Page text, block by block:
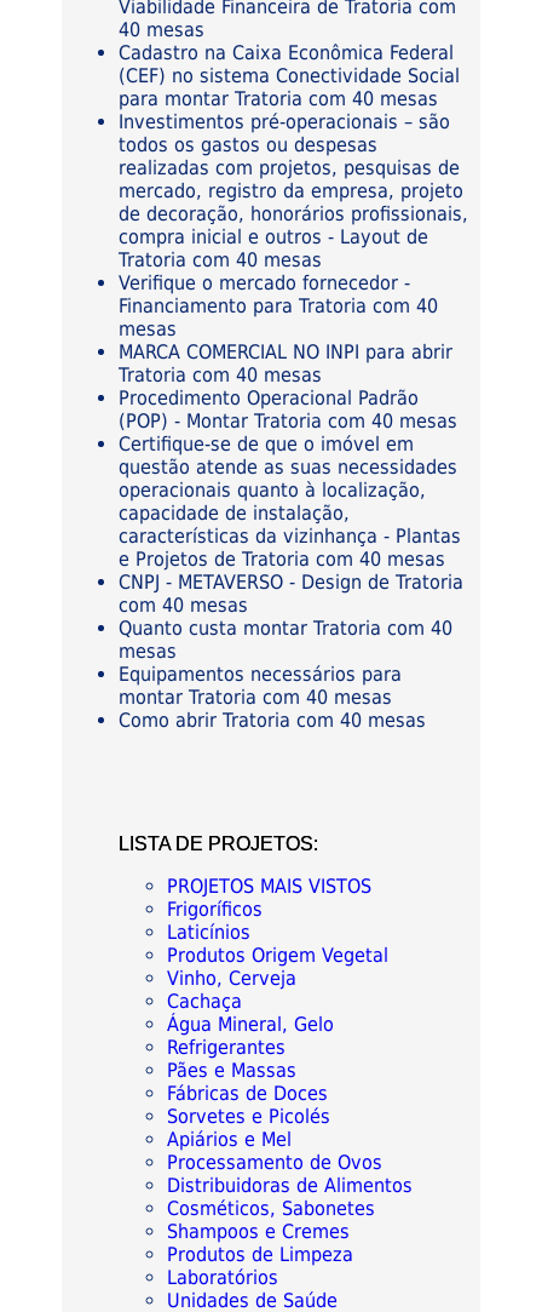
Viabilidade Financeira de Tratoria com
40 mesas
Cadastro na Caixa Econômica Federal
(CEF) no sistema Conectividade Social
para montar Tratoria com 40 mesas
Investimentos pré-operacionais – são
todos os gastos ou despesas
realizadas com projetos, pesquisas de
mercado, registro da empresa, projeto
de decoração, honorários profissionais,
compra inicial e outros - Layout de
Tratoria com 40 mesas
Verifique o mercado fornecedor -
Financiamento para Tratoria com 40
mesas
MARCA COMERCIAL NO INPI para abrir
Tratoria com 40 mesas
Procedimento Operacional Padrão
(POP) - Montar Tratoria com 40 mesas
Certifique-se de que o imóvel em
questão atende as suas necessidades
operacionais quanto à localização,
capacidade de instalação,
características da vizinhança - Plantas
e Projetos de Tratoria com 40 mesas
CNPJ - METAVERSO - Design de Tratoria
com 40 mesas
Quanto custa montar Tratoria com 40
mesas
Equipamentos necessários para
montar Tratoria com 40 mesas
Como abrir Tratoria com 40 mesas
LISTA DE PROJETOS:
PROJETOS MAIS VISTOS
Frigoríficos
Laticínios
Produtos Origem Vegetal
Vinho, Cerveja
Cachaça
Água Mineral, Gelo
Refrigerantes
Pães e Massas
Fábricas de Doces
Sorvetes e Picolés
Apiários e Mel
Processamento de Ovos
Distribuidoras de Alimentos
Cosméticos, Sabonetes
Shampoos e Cremes
Produtos de Limpeza
Laboratórios
Unidades de Saúde